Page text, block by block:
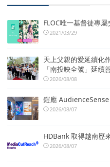
FLOC唯一基督徒專
2021/03/29
天上父親的愛延續化
「南投映全號」延續
2026/08/08
鎧應
2026/08/07
HDBank 取得越南歷
2026/08/07